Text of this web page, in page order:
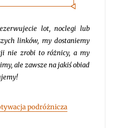
lot, noclegi lub
linków, my dostaniemy
nie zrobi to różnicy, a my
ale zawsze na jakiś obiad
podróżnicza